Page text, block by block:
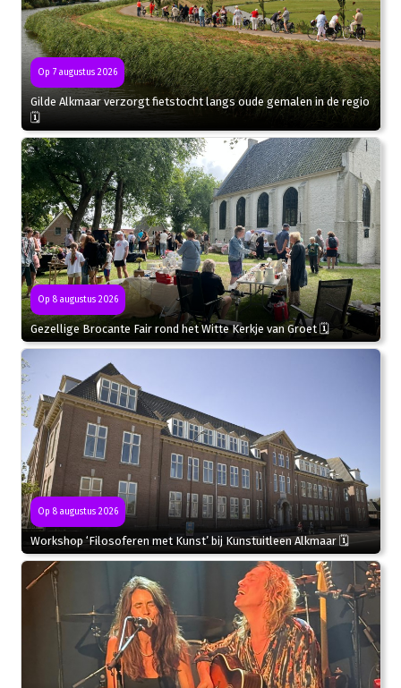
Op 7 augustus 2026
Gilde Alkmaar verzorgt fietstocht langs oude gemalen in de regio
🗓
Op 8 augustus 2026
Gezellige Brocante Fair rond het Witte Kerkje van Groet 🗓
Op 8 augustus 2026
Workshop ‘Filosoferen met Kunst’ bij Kunstuitleen Alkmaar 🗓